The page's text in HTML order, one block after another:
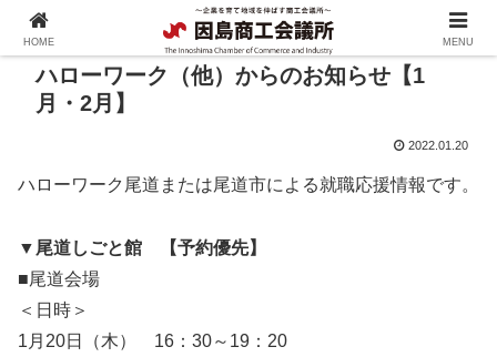
ハローワーク（他）からのお知らせ【1
月・2月】
2022.01.20
ハローワーク尾道または尾道市による就職応援情報です。
▼尾道しごと館 【予約優先】
■尾道会場
＜日時＞
1月20日（木） 16：30～19：20
HOME MENU